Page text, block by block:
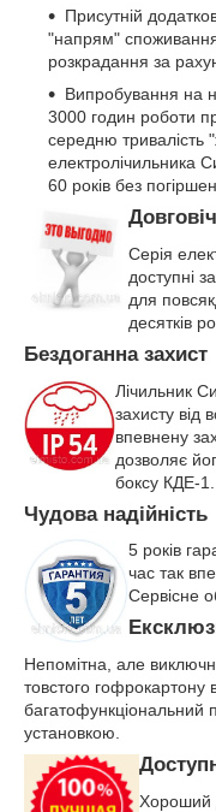
Присутній
"напрям" споживання
розкрадання за
Випробування на
3000 годин роботи
середню тривалість
електролічильника
60 років без
Серія
доступні
для
десятків
Бездоганна захист
Лічильник
захисту від
впевнену
дозволяє
боксу КДЕ-1.
Чудова надійність
5 років
час так
Сервісне
Непомітна, але
товстого гофрокартону
багатофункціональний
установкою.
Хороший